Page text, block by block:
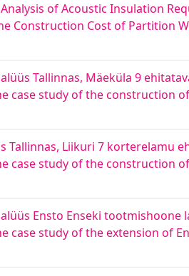
of Acoustic Insulation
Construction Cost of Partition
Tallinnas, Mäeküla 9
case study of the construction
Tallinnas, Liikuri 7 korterelamu
case study of the construction
Ensto Enseki
case study of the extension of